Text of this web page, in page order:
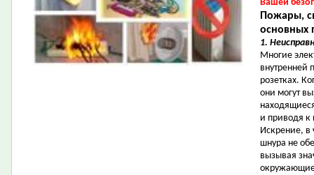
Вашей
Пожары,
основных
1.
Многие
внутренней
розетках.
они могут
и приводя к
Искрение, в
шнура не
вызывая
окружающие